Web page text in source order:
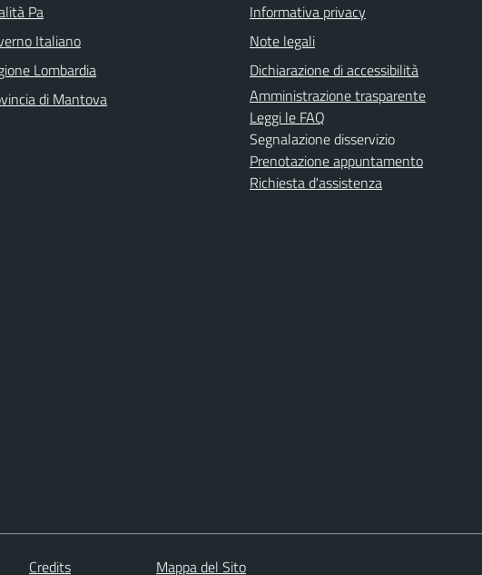
Pa
Italiano
Lombardia
di Mantova
Informativa privacy
Note legali
Dichiarazione di accessibilità
Amministrazione trasparente
Leggi le FAQ
Segnalazione disservizio
Prenotazione appuntamento
Richiesta d'assistenza
Credits Mappa del Sito